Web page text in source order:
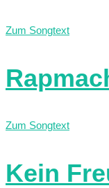
Zum Songtext
Zum Songtext
Kein